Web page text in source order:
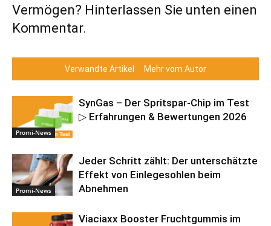
Vermögen? Hinterlassen Sie unten einen
Kommentar.
Verwandte Artikel Mehr vom Autor
Promi-News
SynGas – Der Spritspar-Chip im Test
▷ Erfahrungen & Bewertungen 2026
Promi-News
Jeder Schritt zählt: Der unterschätzte
Effekt von Einlegesohlen beim
Abnehmen
Viaciaxx Booster Fruchtgummis im